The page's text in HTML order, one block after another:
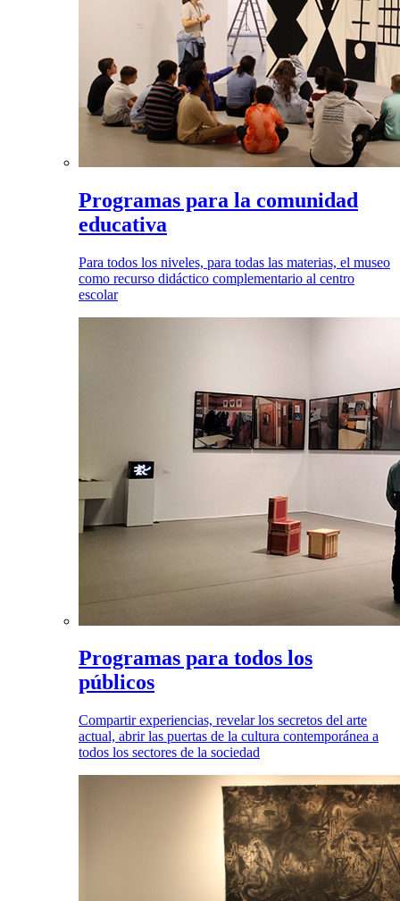
Programas para la comunidad
educativa
Para todos los niveles, para todas las materias, el museo
como recurso didáctico complementario al centro
escolar
Programas para todos los
públicos
Compartir experiencias, revelar los secretos del arte
actual, abrir las puertas de la cultura contemporánea a
todos los sectores de la sociedad